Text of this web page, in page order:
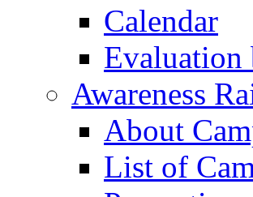
Calendar
Evaluation
Awareness
About
List of